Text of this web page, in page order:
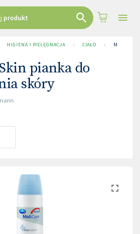
produkt
HIGIENA I PIELĘGNACJA › CIAŁO ›
pianka do
skóry